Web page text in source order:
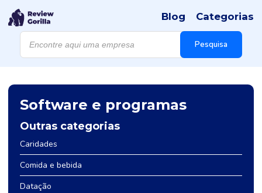
Products
search Pesquisa
Blog Categorias
Software e programas
Outras categorias
Caridades
Comida e bebida
Datação